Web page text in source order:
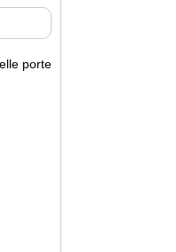
porte